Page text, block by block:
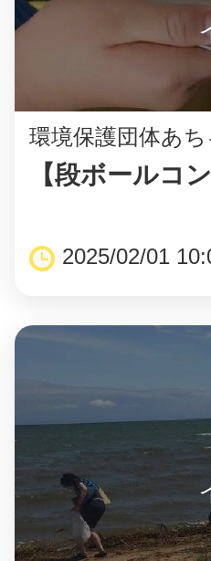
環境保護団体あ
【段ボールコ
2025/02/01